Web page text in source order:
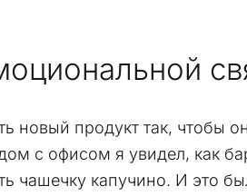
новый продукт так, чтобы
с офисом я увидел, как
чашечку капучино. И это